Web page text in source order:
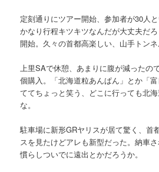
定刻通りにツアー開始、参加者が30人
かなり行程キツキツなんだが大丈夫だ
開始。久々の首都高楽しい、山手トンネ
上里SAで休憩、あまりに腹が減ったの
個購入。「北海道粒あんぱん」とか「
ててちょっと笑う、どこに行っても北
な。
駐車場に新形GRヤリスが居て驚く、首
スを見たけどアレも新型だった。納車
慣らしついでに遠出とかだろうか。